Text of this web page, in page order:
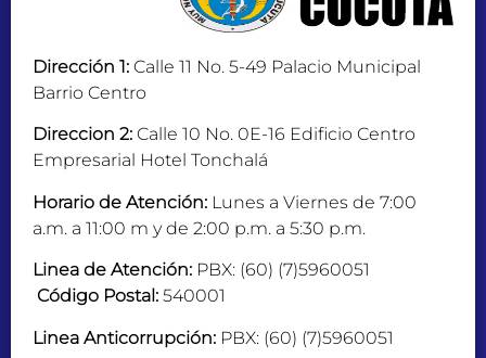
Dirección 1: Calle 11 No. 5-49 Palacio Municipal
Barrio Centro
Direccion 2: Calle 10 No. 0E-16 Edificio Centro
Empresarial Hotel Tonchalá
Horario de Atención: Lunes a Viernes de 7:00
a.m. a 11:00 m y de 2:00 p.m. a 5:30 p.m.
Linea de Atención: PBX: (60) (7)5960051
Código Postal: 540001
Linea Anticorrupción: PBX: (60) (7)5960051